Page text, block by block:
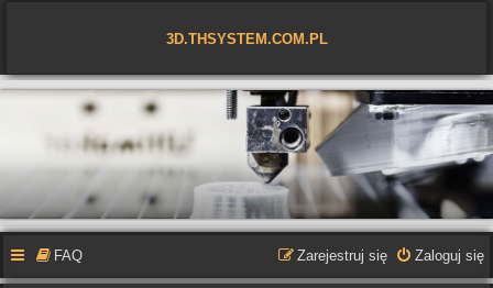
3D.THSYSTEM.COM.PL
FAQ Zaloguj się
Zarejestruj się